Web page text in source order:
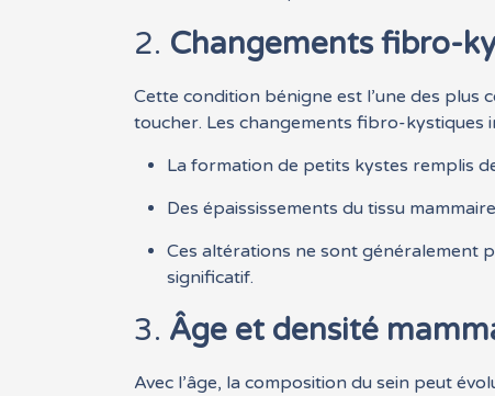
2. Changements fibro-
Cette condition bénigne est l’une des
toucher. Les changements fibro-kystiques
La formation de petits kystes remplis
Des épaississements du tissu
Ces altérations ne sont généralement
significatif.
3. Âge et densité
Avec l’âge, la composition du sein peut